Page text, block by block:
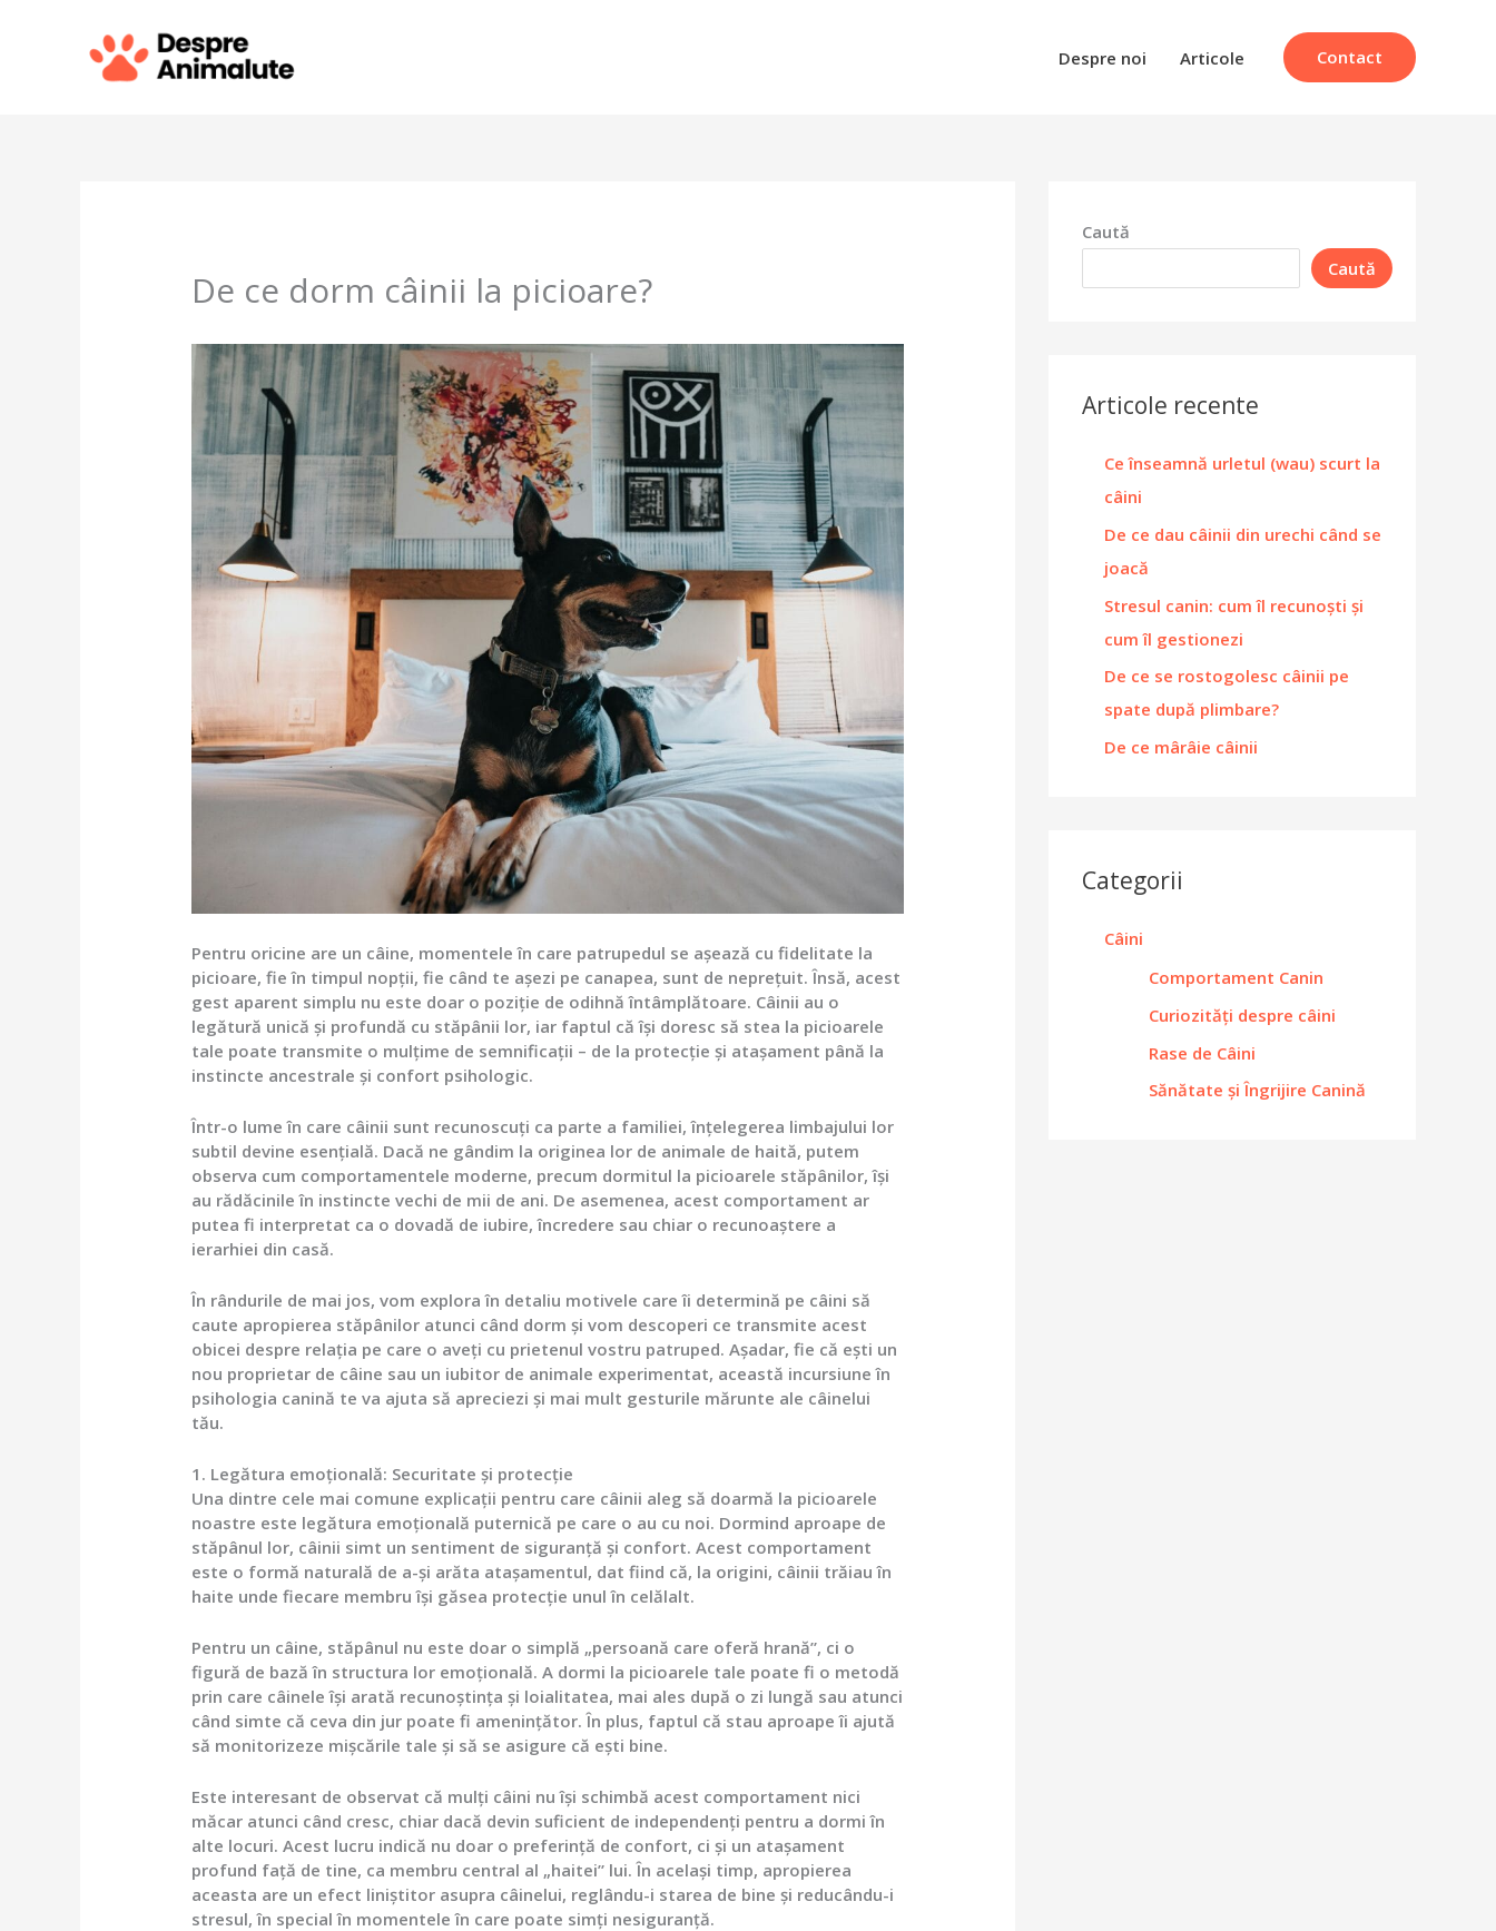
Despre noi Articole Contact
De ce dorm câinii la picioare?
Pentru oricine are un câine, momentele în care patrupedul se așează cu fidelitate la
picioare, fie în timpul nopții, fie când te așezi pe canapea, sunt de neprețuit. Însă, acest
gest aparent simplu nu este doar o poziție de odihnă întâmplătoare. Câinii au o
legătură unică și profundă cu stăpânii lor, iar faptul că își doresc să stea la picioarele
tale poate transmite o mulțime de semnificații – de la protecție și atașament până la
instincte ancestrale și confort psihologic.
Într-o lume în care câinii sunt recunoscuți ca parte a familiei, înțelegerea limbajului lor
subtil devine esențială. Dacă ne gândim la originea lor de animale de haită, putem
observa cum comportamentele moderne, precum dormitul la picioarele stăpânilor, își
au rădăcinile în instincte vechi de mii de ani. De asemenea, acest comportament ar
putea fi interpretat ca o dovadă de iubire, încredere sau chiar o recunoaștere a
ierarhiei din casă.
În rândurile de mai jos, vom explora în detaliu motivele care îi determină pe câini să
caute apropierea stăpânilor atunci când dorm și vom descoperi ce transmite acest
obicei despre relația pe care o aveți cu prietenul vostru patruped. Așadar, fie că ești un
nou proprietar de câine sau un iubitor de animale experimentat, această incursiune în
psihologia canină te va ajuta să apreciezi și mai mult gesturile mărunte ale câinelui
tău.
1. Legătura emoțională: Securitate și protecție
Una dintre cele mai comune explicații pentru care câinii aleg să doarmă la picioarele
noastre este legătura emoțională puternică pe care o au cu noi. Dormind aproape de
stăpânul lor, câinii simt un sentiment de siguranță și confort. Acest comportament
este o formă naturală de a-și arăta atașamentul, dat fiind că, la origini, câinii trăiau în
haite unde fiecare membru își găsea protecție unul în celălalt.
Pentru un câine, stăpânul nu este doar o simplă „persoană care oferă hrană”, ci o
figură de bază în structura lor emoțională. A dormi la picioarele tale poate fi o metodă
prin care câinele își arată recunoștința și loialitatea, mai ales după o zi lungă sau atunci
când simte că ceva din jur poate fi amenințător. În plus, faptul că stau aproape îi ajută
să monitorizeze mișcările tale și să se asigure că ești bine.
Este interesant de observat că mulți câini nu își schimbă acest comportament nici
măcar atunci când cresc, chiar dacă devin suficient de independenți pentru a dormi în
alte locuri. Acest lucru indică nu doar o preferință de confort, ci și un atașament
profund față de tine, ca membru central al „haitei” lui. În același timp, apropierea
aceasta are un efect liniștitor asupra câinelui, reglându-i starea de bine și reducându-i
stresul, în special în momentele în care poate simți nesiguranță.
Caută
Caută
Articole recente
Ce înseamnă urletul (wau) scurt la
câini
De ce dau câinii din urechi când se
joacă
Stresul canin: cum îl recunoști și
cum îl gestionezi
De ce se rostogolesc câinii pe
spate după plimbare?
De ce mârâie câinii
Categorii
Câini
Comportament Canin
Curiozități despre câini
Rase de Câini
Sănătate și Îngrijire Canină